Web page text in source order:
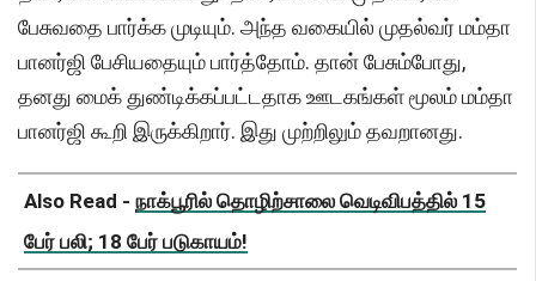
பேசுவதை பார்க்க முடியும். அந்த வகையில் முதல்வர் மம்தா
பானர்ஜி பேசியதையும் பார்த்தோம். தான் பேசும்போது,
தனது மைக் துண்டிக்கப்பட்டதாக ஊடகங்கள் மூலம் மம்தா
பானர்ஜி கூறி இருக்கிறார். இது முற்றிலும் தவறானது.
Also Read - நாக்பூரில் தொழிற்சாலை வெடிவிபத்தில் 15
பேர் பலி; 18 பேர் படுகாயம்!